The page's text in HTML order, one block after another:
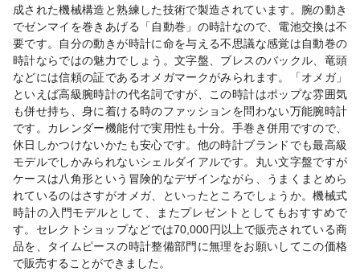
成された機械構造と熟練した技術で製造されています。腕の動き
でゼンマイを巻きあげる「自動巻」の時計なので、電池交換は不
要です。自分の動きが時計に命を与える不思議な感覚は自動巻の
時計ならではの魅力でしょう。文字盤、ブレスのバックル、竜頭
などには信頼の証であるオメガマークがみられます。「オメガ」
といえば高級腕時計の代名詞ですが、この時計はポップな雰囲気
も併せ持ち、身に着ける時のファッションを問わない万能腕時計
です。カレンダー機能付で実用性も十分。手巻き併用ですので、
休日しかつけないかたも安心です。他の時計ブランドでも最高級
モデルでしかみられないシェルダイアルです。丸い文字盤ですが
ケースは八角形という冒険的なデザインながら、うまくまとめら
れているのはさすがオメガ、といったところでしょうか。機械式
時計の入門モデルとして、またプレゼントとしてもおすすめで
す。セレクトショップなどでは70,000円以上で販売されている商
品を、タイムピースの時計整備部門に無理をお願いしてこの価格
で販売することができました。